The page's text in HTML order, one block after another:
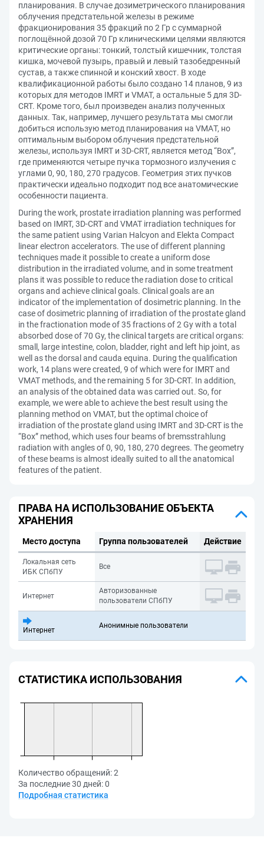
планирования. В случае дозиметрического планирования
облучения предстательной железы в режиме
фракционирования 35 фракций по 2 Гр с суммарной
поглощённой дозой 70 Гр клиническими целями являются
критические органы: тонкий, толстый кишечник, толстая
кишка, мочевой пузырь, правый и левый тазобедренный
сустав, а также спинной и конский хвост. В ходе
квалификационной работы было создано 14 планов, 9 из
которых для методов IMRT и VMAT, а остальные 5 для 3D-
CRT. Кроме того, был произведен анализ полученных
данных. Так, например, лучшего результата мы смогли
добиться использую метод планирования на VMAТ, но
оптимальным выбором облучения предстательной
железы, используя IMRT и 3D-CRT, является метод “Box”,
где применяются четыре пучка тормозного излучения с
углами 0, 90, 180, 270 градусов. Геометрия этих пучков
практически идеально подходит под все анатомические
особенности пациента.
During the work, prostate irradiation planning was performed
based on IMRT, 3D-CRT and VMAT irradiation techniques for
the same patient using Varian Halcyon and Elekta Compact
linear electron accelerators. The use of different planning
techniques made it possible to create a uniform dose
distribution in the irradiated volume, and in some treatment
plans it was possible to reduce the radiation dose to critical
organs and achieve clinical goals. Clinical goals are an
indicator of the implementation of dosimetric planning. In the
case of dosimetric planning of irradiation of the prostate gland
in the fractionation mode of 35 fractions of 2 Gy with a total
absorbed dose of 70 Gy, the clinical targets are critical organs:
small, large intestine, colon, bladder, right and left hip joint, as
well as the dorsal and cauda equina. During the qualification
work, 14 plans were created, 9 of which were for IMRT and
VMAT methods, and the remaining 5 for 3D-CRT. In addition,
an analysis of the obtained data was carried out. So, for
example, we were able to achieve the best result using the
planning method on VMAT, but the optimal choice of
irradiation of the prostate gland using IMRT and 3D-CRT is the
“Box” method, which uses four beams of bremsstrahlung
radiation with angles of 0, 90, 180, 270 degrees. The geometry
of these beams is almost ideally suited to all the anatomical
features of the patient.
ПРАВА НА ИСПОЛЬЗОВАНИЕ ОБЪЕКТА
ХРАНЕНИЯ
Место доступа Группа пользователей Действие
Локальная сеть
ИБК СПбПУ
Все
Интернет
Авторизованные
пользователи СПбПУ
Интернет
Анонимные пользователи
СТАТИСТИКА ИСПОЛЬЗОВАНИЯ
Количество обращений:2
За последние 30 дней:0
Подробная статистика